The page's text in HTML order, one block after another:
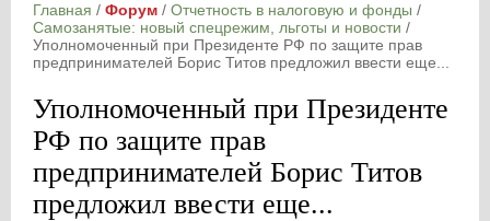
Главная / Форум / Отчетность в налоговую и фонды /
Самозанятые: новый спецрежим, льготы и новости /
Уполномоченный при Президенте РФ по защите прав
предпринимателей Борис Титов предложил ввести еще...
Уполномоченный при Президенте
РФ по защите прав
предпринимателей Борис Титов
предложил ввести еще...